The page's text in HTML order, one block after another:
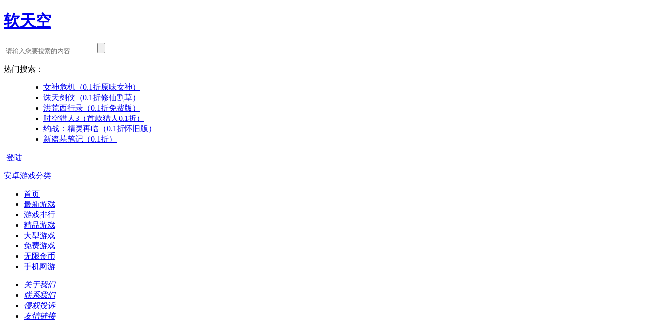
软天空
热门搜索：
女神危机（0.1折原味女神）
诛天剑侠（0.1折修仙割草）
洪荒西行录（0.1折免费版）
时空猎人3（首款猎人0.1折）
约战：精灵再临（0.1折怀旧版）
新盗墓笔记（0.1折）
登陆
安卓游戏分类
首页
最新游戏
游戏排行
精品游戏
大型游戏
免费游戏
无限金币
手机网游
关于我们
联系我们
侵权投诉
友情链接